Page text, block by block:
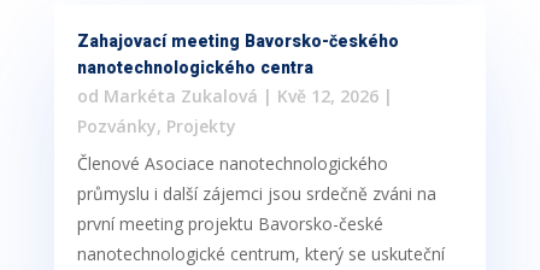
Zahajovací meeting Bavorsko-českého
nanotechnologického centra
od Markéta Zukalová | Kvě 12, 2026|
Pozvánky, Projekty
Členové Asociace nanotechnologického
průmyslu i další zájemci jsou srdečně zváni na
první meeting projektu Bavorsko-české
nanotechnologické centrum, který se uskuteční